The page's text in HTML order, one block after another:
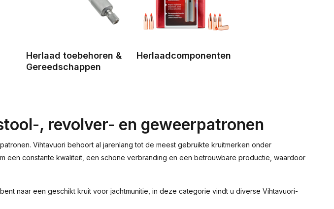
Herlaad toebehoren &
Gereedschappen
Herlaadcomponenten
, revolver- en geweerpatronen
Vihtavuori behoort al jarenlang tot de meest gebruikte kruitmerken onder
een constante kwaliteit, een schone verbranding en een betrouwbare productie, waardoor
naar een geschikt kruit voor jachtmunitie, in deze categorie vindt u diverse Vihtavuori-